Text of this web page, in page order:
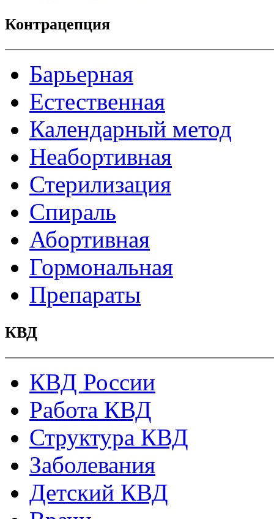
Контрацепция
Барьерная
Естественная
Календарный метод
Неабортивная
Стерилизация
Спираль
Абортивная
Гормональная
Препараты
КВД
КВД России
Работа КВД
Структура КВД
Заболевания
Детский КВД